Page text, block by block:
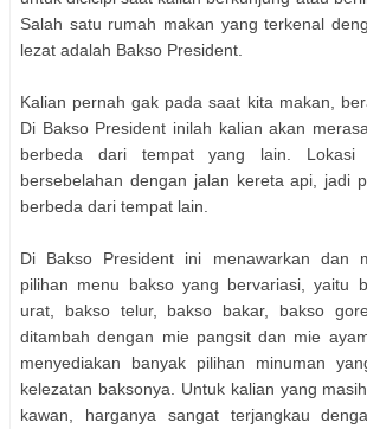
Salah satu rumah makan yang terkenal
lezat adalah Bakso President.
Kalian pernah gak pada saat kita makan,
Di Bakso President inilah kalian akan
berbeda dari tempat yang lain. Lokasi
bersebelahan dengan jalan kereta api, jadi
berbeda dari tempat lain.
Di Bakso President ini menawarkan dan
pilihan menu bakso yang bervariasi, yaitu
urat, bakso telur, bakso bakar, bakso
ditambah dengan mie pangsit dan mie
menyediakan banyak pilihan minuman
kelezatan baksonya. Untuk kalian yang
kawan, harganya sangat terjangkau